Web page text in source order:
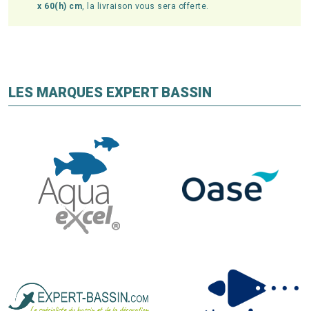
x 60(h) cm, la livraison vous sera offerte.
LES MARQUES EXPERT BASSIN